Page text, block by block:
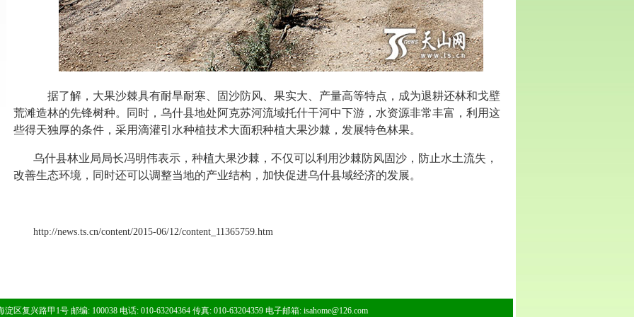
据了解，大果沙棘具有耐旱耐寒、固沙防风、果实大、产量高等特点，成为退耕还林和戈壁
荒滩造林的先锋树种。同时，乌什县地处阿克苏河流域托什干河中下游，水资源非常丰富，利用这
些得天独厚的条件，采用滴灌引水种植技术大面积种植大果沙棘，发展特色林果。
乌什县林业局局长冯明伟表示，种植大果沙棘，不仅可以利用沙棘防风固沙，防止水土流失，
改善生态环境，同时还可以调整当地的产业结构，加快促进乌什县域经济的发展。
http://news.ts.cn/content/2015-06/12/content_11365759.htm
淀区复兴路甲1号 邮编: 100038 电话: 010-63204364 传真: 010-63204359 电子邮箱: isahome@126.com